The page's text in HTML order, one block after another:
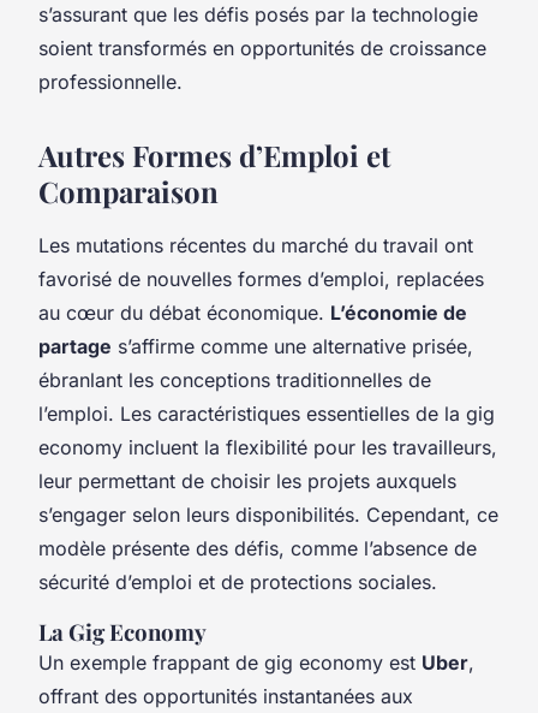
s’assurant que les défis posés par la technologie
soient transformés en opportunités de croissance
professionnelle.
Autres Formes d’Emploi et
Comparaison
Les mutations récentes du marché du travail ont
favorisé de nouvelles formes d’emploi, replacées
au cœur du débat économique. L’économie de
partage s’affirme comme une alternative prisée,
ébranlant les conceptions traditionnelles de
l’emploi. Les caractéristiques essentielles de la gig
economy incluent la flexibilité pour les travailleurs,
leur permettant de choisir les projets auxquels
s’engager selon leurs disponibilités. Cependant, ce
modèle présente des défis, comme l’absence de
sécurité d’emploi et de protections sociales.
La Gig Economy
Un exemple frappant de gig economy est Uber,
offrant des opportunités instantanées aux